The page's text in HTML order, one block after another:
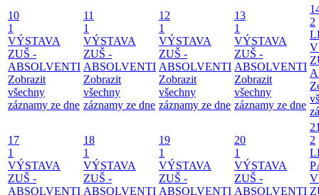
10
1
VÝSTAVA
ZUŠ -
ABSOLVENTI
Zobrazit
všechny
záznamy ze dne
11
1
VÝSTAVA
ZUŠ -
ABSOLVENTI
Zobrazit
všechny
záznamy ze dne
12
1
VÝSTAVA
ZUŠ -
ABSOLVENTI
Zobrazit
všechny
záznamy ze dne
13
1
VÝSTAVA
ZUŠ -
ABSOLVENTI
Zobrazit
všechny
záznamy ze dne
2
17
1
VÝSTAVA
ZUŠ -
ABSOLVENTI
18
1
VÝSTAVA
ZUŠ -
ABSOLVENTI
19
1
VÝSTAVA
ZUŠ -
ABSOLVENTI
20
1
VÝSTAVA
ZUŠ -
ABSOLVENTI
2